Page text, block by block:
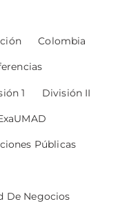
Colombia
1 División II
Públicas
De Negocios